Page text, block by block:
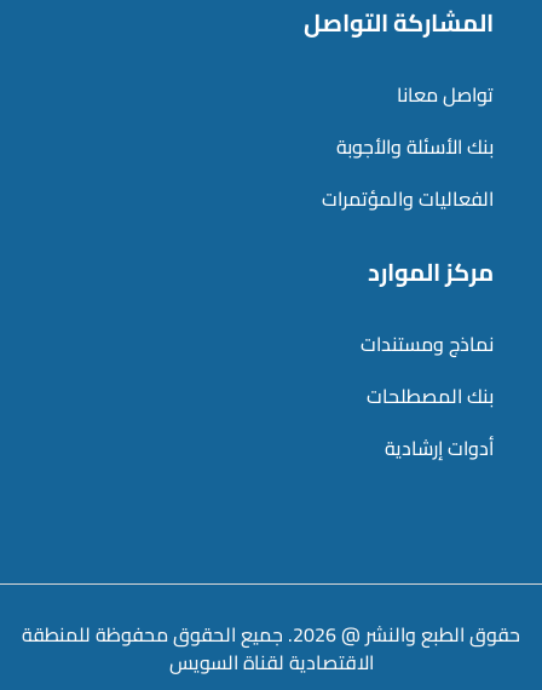
المشاركة التواصل
تواصل معانا
بنك الأسئلة والأجوبة
الفعاليات والمؤتمرات
مركز الموارد
نماذج ومستندات
بنك المصطلحات
أدوات إرشادية
حقوق الطبع والنشر @ 2026. جميع الحقوق محفوظة للمنطقة
الاقتصادية لقناة السويس